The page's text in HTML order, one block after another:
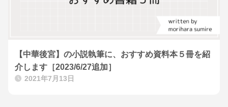
【中華後宮】の小説執筆に、おすすめ資料本５冊を紹
介します［2023/6/27追加］
2021年7月13日